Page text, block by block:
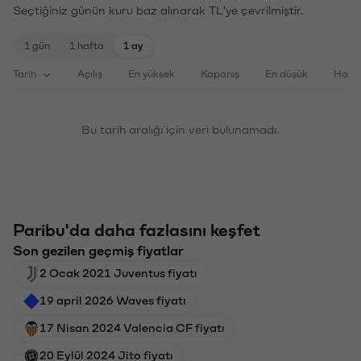
Seçtiğiniz günün kuru baz alınarak TL'ye çevrilmiştir.
1 gün 1 hafta 1 ay
Tarih Açılış En yüksek Kapanış En düşük
Bu tarih aralığı için veri bulunamadı.
Paribu'da daha fazlasını keşfet
Son gezilen geçmiş fiyatlar
2 Ocak 2021 Juventus fiyatı
19 april 2026 Waves fiyatı
17 Nisan 2024 Valencia CF fiyatı
20 Eylül 2024 Jito fiyatı